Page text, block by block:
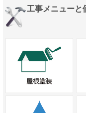
工事メニューと